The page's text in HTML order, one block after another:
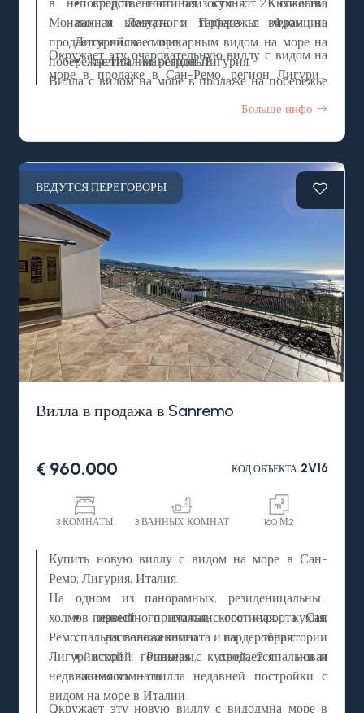
Монако и Лазурного Побережья Франции,
продается вилла с шикарным видом на море на
побережье Италии, регион Лигурия.
Вилла с видом на море в продаже на побережье
ванная комната и терраса с видом на
Лигурийское море;
третий - мансардный.
Окружает эту очаровательную виллу с видом на
море в продаже в Сан-Ремо, регион Лигурия,
Больше инфо
ВЕДУТСЯ ПЕРЕГОВОРЫ
Вилла в продажа в Sanremo
€ 960.000 КОД ОБЪЕКТА2V16
3 КОМНАТЫ 3 ВАННЫХ КОМНАТ 160 М2
Купить новую виллу с видом на море в Сан-
Ремо, Лигурия, Италия.
На одном из панорамных, резиденицальных
холмов известного итальянского курорта Сан
Ремо, расположенного на территории
Лигурйиской Ривьеры, продается новая
недвижимость - вилла недавней постройки с
видом на море в Италии.
первый: прихожая, гостиная, кухня,
спальня, ванная комната и гардеробная;
второй: гостиная с кухней, 2 спальни и
ванная комната.
Окружает эту новую виллу с видодмна море в